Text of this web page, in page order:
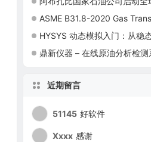
ASME B31.8-2020 Gas Transmission and
HYSYS 动态模拟入门：从稳态模型到动态
鼎新仪器 – 在线原油分析检测
近期留言
51145 好软件
Xxxx 感谢